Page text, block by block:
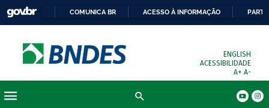
COMUNICA BR ACESSO À INFORMAÇÃO
ENGLISH
ACESSIBILIDADE
A+ A-